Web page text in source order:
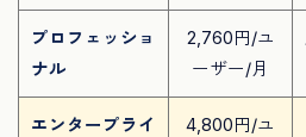
プロフェッショ
ナル
2,760円/ユ
ーザー/月
エンタープライ
4,800円/ユ